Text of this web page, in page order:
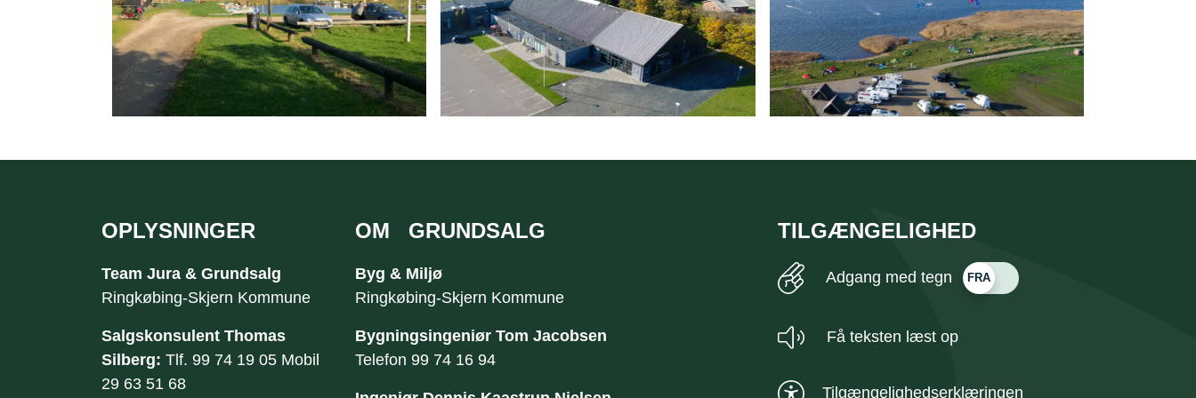
OPLYSNINGER
Team Jura & Grundsalg
​Ringkøbing-Skjern Kommune
Salgskonsulent Thomas
Silberg: ​ Tlf. 99 74 19 05 Mobil
29 63 51 68
OM GRUNDSALG
Byg & Miljø
Ringkøbing-Skjern Kommune
Bygningsingeniør Tom Jacobsen
Telefon 99 74 16 94
TILGÆNGELIGHED
Adgang med tegn
Få teksten læst op
Tilgængelighedserklæringen